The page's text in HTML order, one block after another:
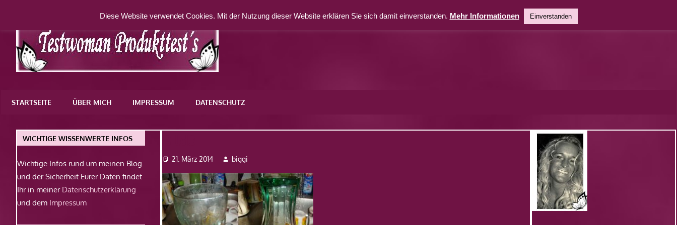
springen
WordPress-
STARTSEITE ÜBER MICH IMPRESSUM DATENSCHUTZ
21. März 2014 biggi
WICHTIGE WISSENWERTE INFOS
Wichtige Infos rund um meinen Blog
und der Sicherheit Eurer Daten findet
Ihr in meiner Datenschutzerklärung
und dem Impressum
Diese Website verwendet Cookies. Mit der Nutzung dieser Website erklären Sie sich damit einverstanden. Mehr Informationen Einverstanden